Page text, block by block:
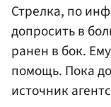
Стрелка, по
допросить в
ранен в бок.
помощь. Пока
источник